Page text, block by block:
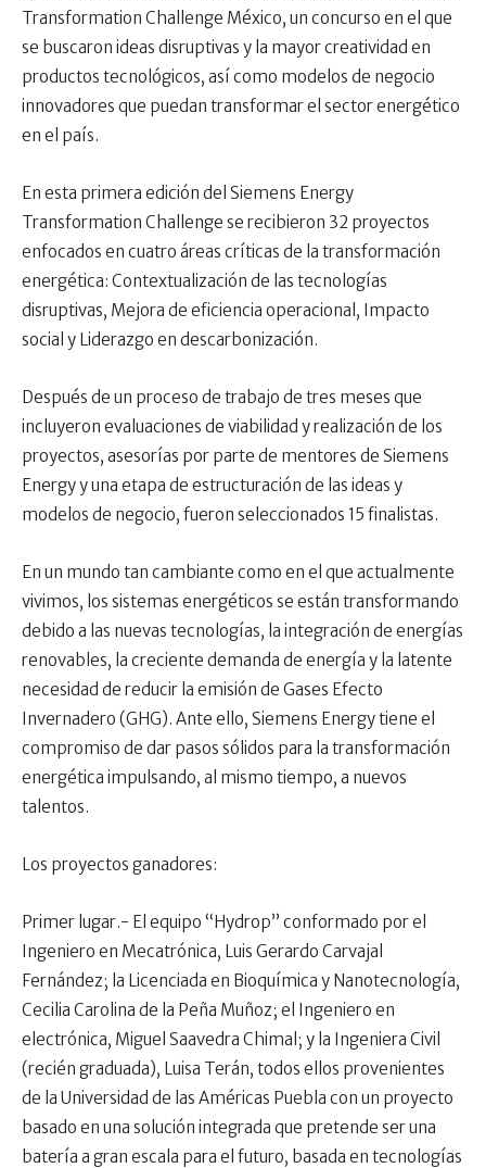
Transformation Challenge México, un concurso en el que
se buscaron ideas disruptivas y la mayor creatividad en
productos tecnológicos, así como modelos de negocio
innovadores que puedan transformar el sector energético
en el país.
En esta primera edición del Siemens Energy
Transformation Challenge se recibieron 32 proyectos
enfocados en cuatro áreas críticas de la transformación
energética: Contextualización de las tecnologías
disruptivas, Mejora de eficiencia operacional, Impacto
social y Liderazgo en descarbonización.
Después de un proceso de trabajo de tres meses que
incluyeron evaluaciones de viabilidad y realización de los
proyectos, asesorías por parte de mentores de Siemens
Energy y una etapa de estructuración de las ideas y
modelos de negocio, fueron seleccionados 15 finalistas.
En un mundo tan cambiante como en el que actualmente
vivimos, los sistemas energéticos se están transformando
debido a las nuevas tecnologías, la integración de energías
renovables, la creciente demanda de energía y la latente
necesidad de reducir la emisión de Gases Efecto
Invernadero (GHG). Ante ello, Siemens Energy tiene el
compromiso de dar pasos sólidos para la transformación
energética impulsando, al mismo tiempo, a nuevos
talentos.
Los proyectos ganadores:
Primer lugar.- El equipo “Hydrop” conformado por el
Ingeniero en Mecatrónica, Luis Gerardo Carvajal
Fernández; la Licenciada en Bioquímica y Nanotecnología,
Cecilia Carolina de la Peña Muñoz; el Ingeniero en
electrónica, Miguel Saavedra Chimal; y la Ingeniera Civil
(recién graduada), Luisa Terán, todos ellos provenientes
de la Universidad de las Américas Puebla con un proyecto
basado en una solución integrada que pretende ser una
batería a gran escala para el futuro, basada en tecnologías